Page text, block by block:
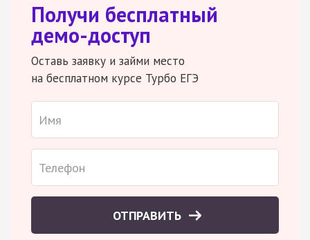
Получи бесплатный
демо-доступ
Оставь заявку и займи место
на бесплатном курсе Турбо ЕГЭ
ОТПРАВИТЬ